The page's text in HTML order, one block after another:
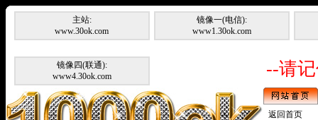
主站:
www.30ok.com
镜像一(电信):
www1.30ok.com
镜像四(联通):
www4.30ok.com
--请
返回首页